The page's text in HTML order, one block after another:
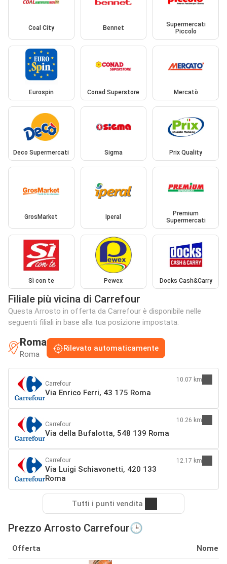
Coal City Bennet
Supermercati
Piccolo
Eurospin Conad Superstore Mercatò
Deco Supermercati Sigma Prix Quality
GrosMarket Iperal
Premium
Supermercati
Sì con te Pewex Docks Cash&Carry
Filiale più vicina di Carrefour
Questa Arrosto in offerta da Carrefour è disponibile nelle
seguenti filiali in base alla tua posizione impostata:
Roma
Roma
Rilevato automaticamente
Carrefour
Via Enrico Ferri, 43 175 Roma
10.07 km
Carrefour
Via della Bufalotta, 548 139 Roma
10.26 km
Carrefour
Via Luigi Schiavonetti, 420 133
Roma
12.17 km
Tutti i punti vendita
Prezzo Arrosto Carrefour🕒
Offerta Nome